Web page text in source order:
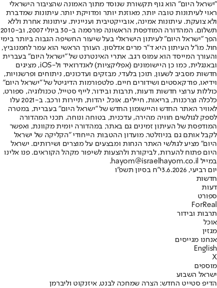
"ישראל היום" הוא גוף תקשורת שנוסד מתוך האמונה שהציבור הישראלי
ראוי לעיתונות טובה יותר, מאוזנת יותר ומדויקת יותר. עיתונות שמדברת
ולא צועקת. עיתונות אמינה, אובייקטיבית ועניינית. עיתונות אחרת וללא
תשלום. המהדורה המודפסת הראשונה פורסמה ב-30 ביולי 2007, וב-2010
הפך "ישראל היום" לעיתון הישראלי בעל שיעור החשיפה הגבוה ביותר בימי
חול. מו"ל העיתון היא ד"ר מרים אדלסון. העורך הראשי הוא עמר לחמנוביץ,
והעורך המייסד הוא עמוס רגב. אתרי האינטרנט של "ישראל היום" בעברית
ובאנגלית, כמו כן היישומונים (אפליקציות) לאנדרואיד ול-iOS, מציגים
חדשות מסביב לשעון, תוכן בלעדי, מבזקים ועדכונים, ניתוחים ופרשנויות,
וידיאו, פודקאסטים ושידורים חיים. פלטפורמות הדיגיטל של "ישראל היום"
כוללות ערוצי חדשות ודעות, תרבות ובידור, לייף סטייל, טכנולוגיה, ספורט,
כלכלה וצרכנות, בריאות, חיילים, אוכל, יהדות, תיירות ורכב. ב-2021 עלו
לאוויר האתר החדש והיישומון החדש של "ישראל היום" בעברית, במטרה
לספק לגולשים חוויה מהירה, עדכנית, בטוחה ונוחה. תכני המהדורה
המודפסת של העיתון זמינים גם באתר, במהדורה יומית מקוונת, ואפשר
לקבל אותם גם בניוזלטר. מועדון ההטבות הייחודי "הקליקה של ישראל
היום" מציע לגולשי האתר הנחות ומבצעים על מוצרים ושירותים. ישראל
היום פתוח להערות, לביקורת ולהצעות לשיפור מקהל הקוראים. פנו אלינו
במייל hayom@israelhayom.co.il.
יום רביעי, 3.6.2026
י"ח בסיון תשפ"ו
חדשות
דעות
ספורט
ForReal
תרבות ובידור
אוכל
מגזין
אנחנו מגייסים
English
X
מוספים
ישראל השבוע
הדיפ סטייט החדש: הצרה שמחכה לבנט, איזנקוט וליברמן